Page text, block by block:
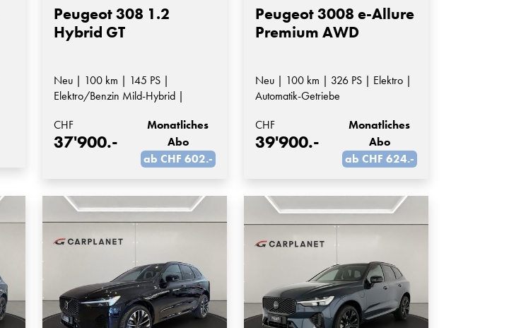
Peugeot 308 1.2
Hybrid GT
Neu | 100 km | 145 PS |
Elektro/Benzin Mild-Hybrid |
CHF
37'900.-
Monatliches
Abo
ab CHF 602.-
Peugeot 3008 e-Allure
Premium AWD
Neu | 100 km | 326 PS | Elektro |
Automatik-Getriebe
CHF
39'900.-
Monatliches
Abo
ab CHF 624.-